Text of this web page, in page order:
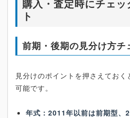
購入・査定時にチェ
ト
前期・後期の見分け方チ
見分けのポイントを押さえてお
可能です。
年式：2011年以前は前期型、